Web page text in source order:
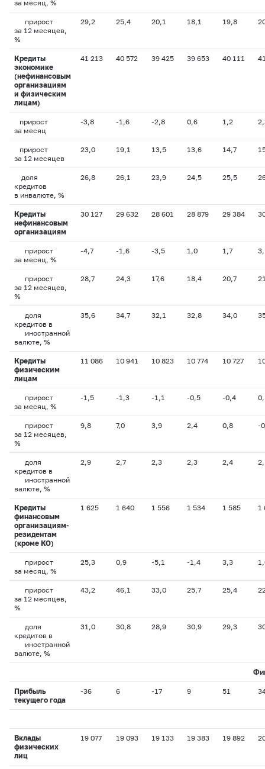
за месяц, %
прирост
за 12 месяцев,
%
29,2 25,4 20,1 18,1 19,8
Кредиты
экономике
(нефинансовым
организациям
и физическим
лицам)
41 213 40 572 39 425 39 653 40 111
прирост
за месяц
-3,8 -1,6 -2,8 0,6 1,2
прирост
за 12 месяцев
23,0 19,1 13,5 13,6 14,7
доля
кредитов
в инвалюте, %
26,8 26,1 23,9 24,5 25,5
Кредиты
нефинансовым
организациям
30 127 29 632 28 601 28 879 29 384
прирост
за месяц, %
-4,7 -1,6 -3,5 1,0 1,7
прирост
за 12 месяцев,
%
28,7 24,3 17,6 18,4 20,7
доля
кредитов в
иностранной
валюте, %
35,6 34,7 32,1 32,8 34,0
Кредиты
физическим
лицам
11 086 10 941 10 823 10 774 10 727
прирост
за месяц, %
-1,5 -1,3 -1,1 -0,5 -0,4
прирост
за 12 месяцев,
%
9,8 7,0 3,9 2,4 0,8 -
доля
кредитов в
иностранной
валюте, %
2,9 2,7 2,3 2,3 2,4
Кредиты
финансовым
организациям-
резидентам
(кроме КО)
1 625 1 640 1 556 1 534 1 585 1
прирост
за месяц, %
25,3 0,9 -5,1 -1,4 3,3
прирост
за 12 месяцев,
%
43,2 46,1 33,0 25,7 25,4
доля
кредитов в
иностранной
валюте, %
31,0 30,8 28,9 30,9 29,3
Прибыль
текущего года
-36 6 -17 9 51
Вклады
физических
лиц
19 077 19 093 19 133 19 383 19 892